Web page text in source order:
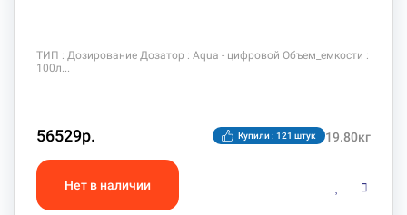
ТИП : Дозирование Дозатор : Aqua - цифровой Объем_емкости :
100л
19.80кг
56529р. Купили : 121 штук